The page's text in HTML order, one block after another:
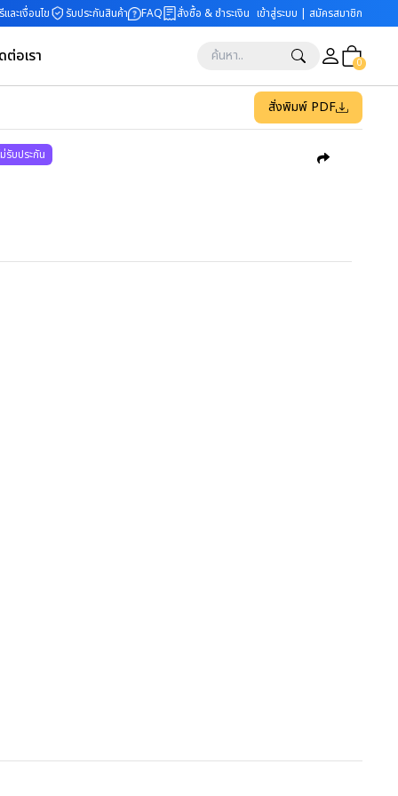
ละเงื่อนไข รับประกันสินค้า FAQ สั่งซื้อ & ชำระเงิน เข้าสู่ระบบ | สมัครสมาชิก
ต่อเรา 0
สั่งพิมพ์ PDF
ม่รับประกัน